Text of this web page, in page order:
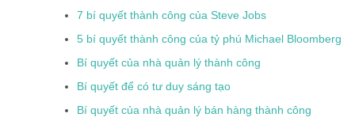
7 bí quyết thành công của Steve Jobs
5 bí quyết thành công của tỷ phú Michael Bloomberg
Bí quyết của nhà quản lý thành công
Bí quyết để có tư duy sáng tạo
Bí quyết của nhà quản lý bán hàng thành công